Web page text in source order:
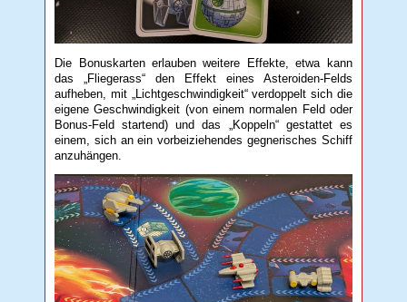
Die Bonuskarten erlauben weitere Effekte, etwa kann
das „Fliegerass“ den Effekt eines Asteroiden-Felds
aufheben, mit „Lichtgeschwindigkeit“ verdoppelt sich die
eigene Geschwindigkeit (von einem normalen Feld oder
Bonus-Feld startend) und das „Koppeln“ gestattet es
einem, sich an ein vorbeiziehendes gegnerisches Schiff
anzuhängen.